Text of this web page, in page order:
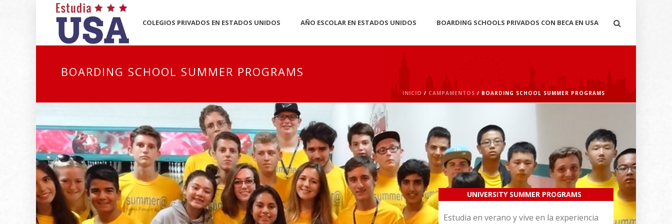
HOME COLEGIOS PRIVADOS EN ESTADOS UNIDOS AÑO ESCOLAR EN ESTADOS UNIDOS BOARDING SCHOOLS PRIVADOS CON BECA EN USA
BOARDING SCHOOL SUMMER PROGRAMS
INICIO/ CAMPAMENTOS / BOARDING SCHOOL SUMMER PROGRAMS
UNIVERSITY SUMMER PROGRAMS
Estudia en verano y vive en la experiencia